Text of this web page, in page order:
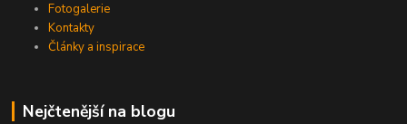
Fotogalerie
Kontakty
Články a inspirace
Nejčtenější na blogu